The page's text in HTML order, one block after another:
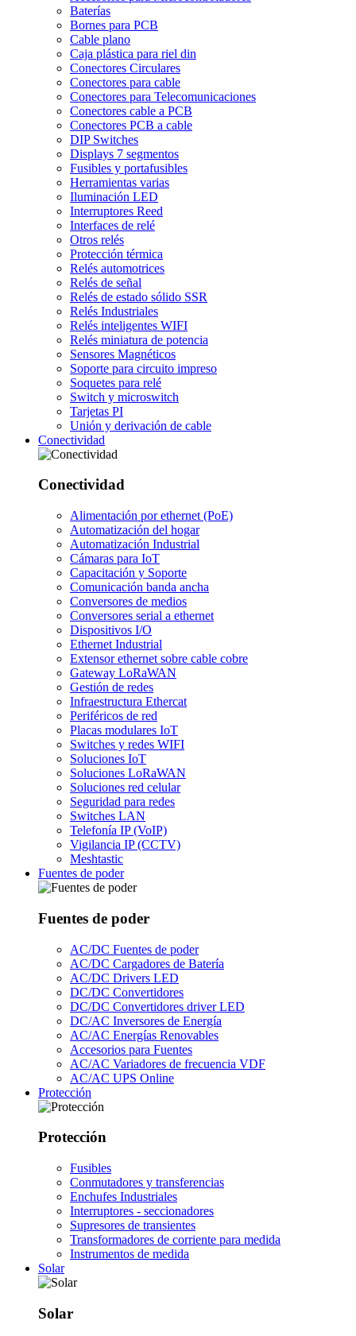
Baterías
Bornes para PCB
Cable plano
Caja plástica para riel din
Conectores Circulares
Conectores para cable
Conectores para Telecomunicaciones
Conectores cable a PCB
Conectores PCB a cable
DIP Switches
Displays 7 segmentos
Fusibles y portafusibles
Herramientas varias
Iluminación LED
Interruptores Reed
Interfaces de relé
Otros relés
Protección térmica
Relés automotrices
Relés de señal
Relés de estado sólido SSR
Relés Industriales
Relés inteligentes WIFI
Relés miniatura de potencia
Sensores Magnéticos
Soporte para circuito impreso
Soquetes para relé
Switch y microswitch
Tarjetas PI
Unión y derivación de cable
Conectividad
Conectividad
Alimentación por ethernet (PoE)
Automatización del hogar
Automatización Industrial
Cámaras para IoT
Capacitación y Soporte
Comunicación banda ancha
Conversores de medios
Conversores serial a ethernet
Dispositivos I/O
Ethernet Industrial
Extensor ethernet sobre cable cobre
Gateway LoRaWAN
Gestión de redes
Infraestructura Ethercat
Periféricos de red
Placas modulares IoT
Switches y redes WIFI
Soluciones IoT
Soluciones LoRaWAN
Soluciones red celular
Seguridad para redes
Switches LAN
Telefonía IP (VoIP)
Vigilancia IP (CCTV)
Meshtastic
Fuentes de poder
Fuentes de poder
AC/DC Fuentes de poder
AC/DC Cargadores de Batería
AC/DC Drivers LED
DC/DC Convertidores
DC/DC Convertidores driver LED
DC/AC Inversores de Energía
AC/AC Energías Renovables
Accesorios para Fuentes
AC/AC Variadores de frecuencia VDF
AC/AC UPS Online
Protección
Protección
Fusibles
Conmutadores y transferencias
Enchufes Industriales
Interruptores - seccionadores
Supresores de transientes
Transformadores de corriente para medida
Instrumentos de medida
Solar
Solar